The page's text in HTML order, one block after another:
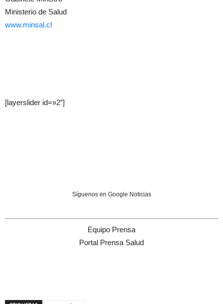
Ministerio de Salud
www.minsal.cl
[layerslider id=»2″]
Síguenos en Google Noticias
Equipo Prensa
Portal Prensa Salud